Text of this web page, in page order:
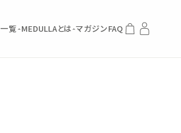
覧 MEDULLAとは マガジンFAQ